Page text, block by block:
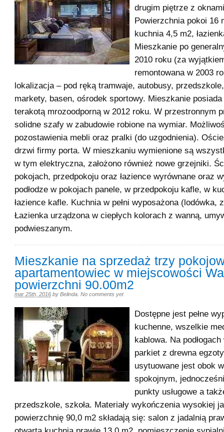
drugim piętrze z
Powierzchnia pokoi 16
kuchnia 4,5 m2,
Mieszkanie po
2010 roku (za
remontowana w 2003
lokalizacja – pod ręką tramwaje, autobusy,
markety, basen, ośrodek sportowy. Mieszkanie
terakotą mrozoodporną w 2012 roku. W przestronnym
solidne szafy w zabudowie robione na wymiar.
pozostawienia mebli oraz pralki (do uzgodnienia).
drzwi firmy porta. W mieszkaniu wymienione są
w tym elektryczna, założono również nowe grzejniki.
pokojach, przedpokoju oraz łazience wyrównane oraz
podłodze w pokojach panele, w przedpokoju kafle, w
łazience kafle. Kuchnia w pełni wyposażona (lodówka,
Łazienka urządzona w ciepłych kolorach z wanną,
podwieszanym.
Mieszkanie na sprzedaż trzy
apartamentowiec w miejscowości
powierzchni 90.00m2
mar 25th, 2016 by Belinda No comments yet
Dostępne jest pełne
kuchenne, wszelkie
kablowa. Na
parkiet z drewna
usytuowane jest obok
spokojnym,
punkty usługowe a
przedszkole, szkoła. Materiały wykończenia wysokiej
powierzchnię 90,0 m2 składają się: salon z jadalnią